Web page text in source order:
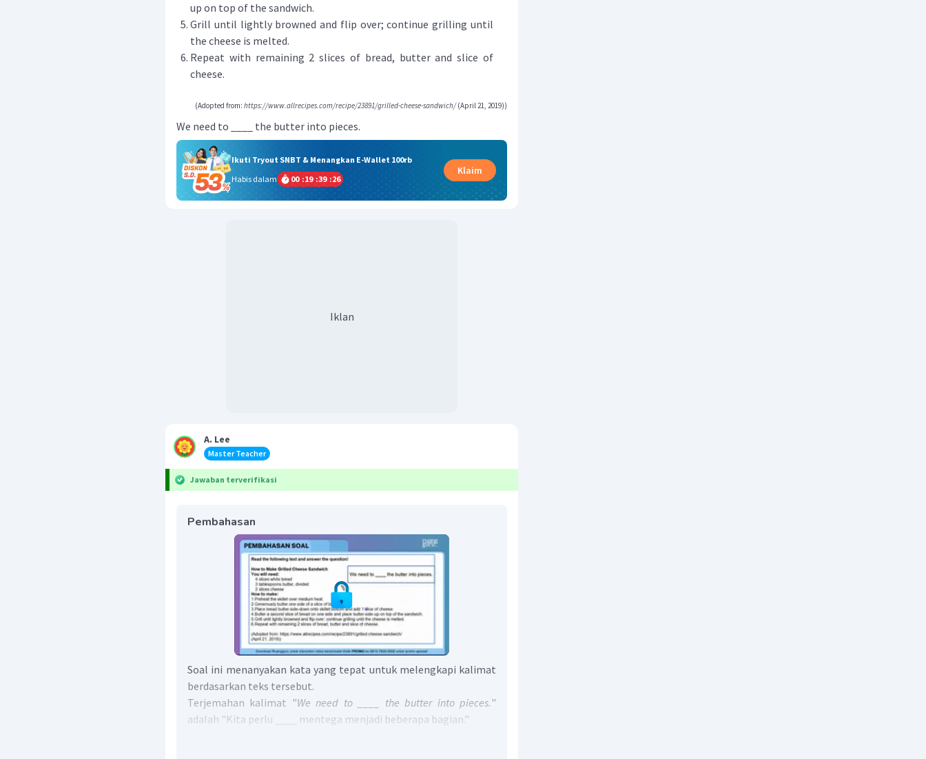
up on top of the sandwich.
Grill until lightly browned and flip over; continue grilling until
the cheese is melted.
Repeat with remaining 2 slices of bread, butter and slice of
cheese.
(Adopted from: https://www.allrecipes.com/recipe/23891/grilled-cheese-sandwich/(April 21, 2019))
We need to ____ the butter into pieces.
Ikuti Tryout SNBT & Menangkan E-Wallet 100rb
Habis dalam
00 :19 :39 :25
Klaim
Iklan
A. Lee
Master Teacher
Jawaban terverifikasi
Pembahasan
Soal ini menanyakan kata yang tepat untuk melengkapi kalimat
berdasarkan teks tersebut.
Terjemahan kalimat "We need to ____ the butter into pieces. "
adalah "Kita perlu ____ mentega menjadi beberapa bagian."